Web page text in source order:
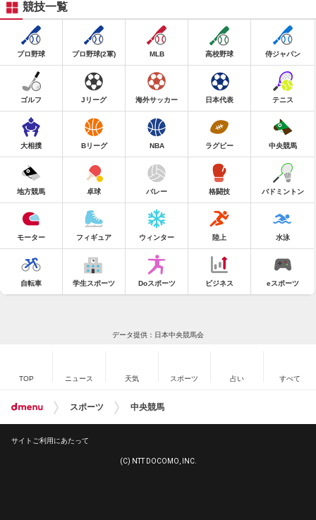
競技一覧
プロ野球 プロ野球(2軍) MLB 高校野球 侍ジャパン
ゴルフ Jリーグ 海外サッカー 日本代表 テニス
大相撲 Bリーグ NBA ラグビー 中央競馬
地方競馬 卓球 バレー 格闘技 バドミントン
モーター フィギュア ウィンター 陸上 水泳
自転車 学生スポーツ Doスポーツ ビジネス eスポーツ
データ提供：日本中央競馬会
TOP ニュース 天気 スポーツ 占い すべて
スポーツ 中央競馬
サイトご利用にあたって
(C) NTT DOCOMO, INC.